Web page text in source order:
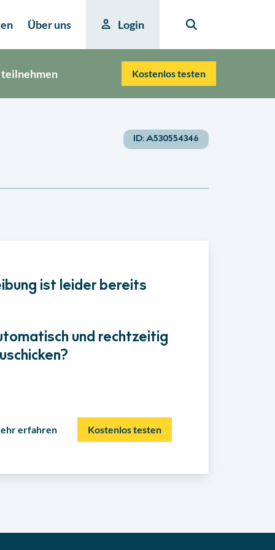
Über uns Login
teilnehmen Kostenlos testen
ID:A530554346
ist leider bereits
und rechtzeitig
erfahren Kostenlos testen